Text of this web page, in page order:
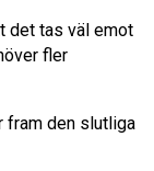
det tas väl emot
fler
fram den slutliga